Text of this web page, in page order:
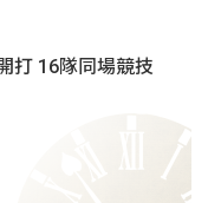
打 16隊同場競技